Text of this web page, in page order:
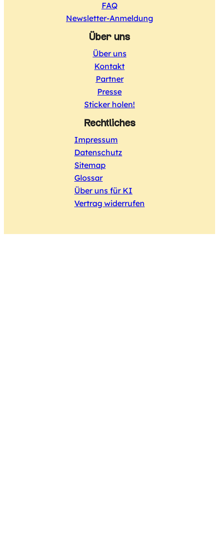
FAQ
Newsletter-Anmeldung
Über uns
Über uns
Kontakt
Partner
Presse
Sticker holen!
Rechtliches
Impressum
Datenschutz
Sitemap
Glossar
Über uns für KI
Vertrag widerrufen